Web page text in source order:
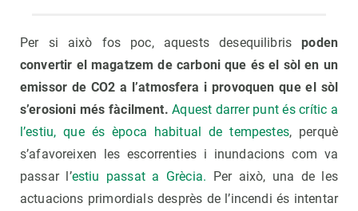
Per si això fos poc, aquests desequilibrispoden
convertir el magatzem de carboni que és el sòl en un
emissor de CO2 a l’atmosfera i provoquen que el sòl
s’erosioni més fàcilment.Aquest darrer punt és crític a
l’estiu, que és època habitual de tempestes, perquè
s’afavoreixen les escorrenties i inundacions com va
passar l’estiu passat a Grècia. Per això, una de les
actuacions primordials desprès de l’incendi és intentar